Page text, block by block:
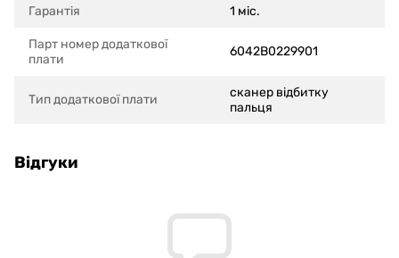
Гарантія 1 міс.
Парт номер додаткової
плати
6042B0229901
Тип додаткової плати
сканер відбитку
пальця
Відгуки